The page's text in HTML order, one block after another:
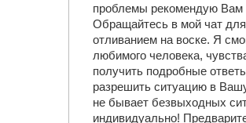
проблемы рекомендую Вам
Обращайтесь в мой чат
отливанием на воске. Я
любимого человека,
получить подробные
разрешить ситуацию в
не бывает безвыходных
индивидуально!